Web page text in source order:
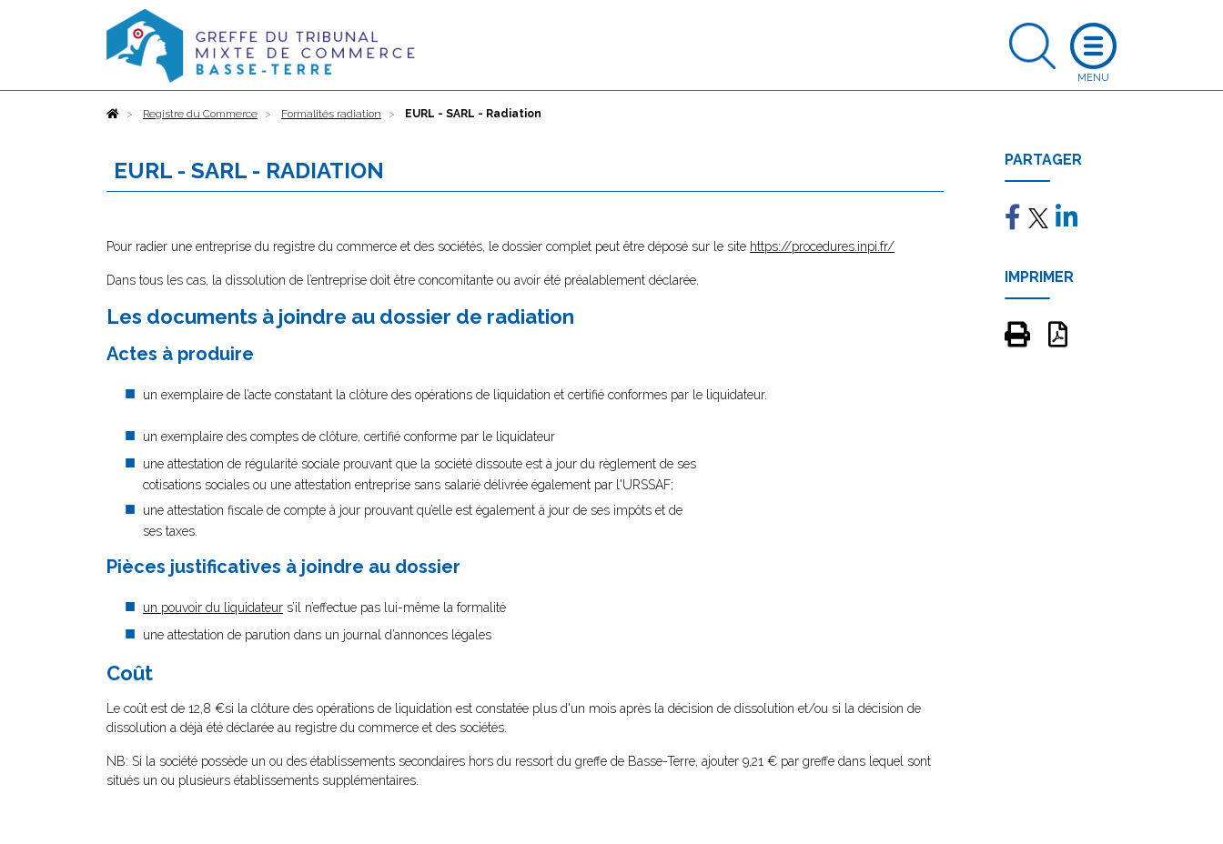
AccueilRegistre du Commerce Formalités radiation EURL - SARL - Radiation
EURL - SARL - RADIATION
Pour radier une entreprise du registre du commerce et des sociétés, le dossier complet peut être déposé sur le site https://procedures.inpi.fr/
Dans tous les cas, la dissolution de l’entreprise doit être concomitante ou avoir été préalablement déclarée.
Les documents à joindre au dossier de radiation
Actes à produire
un exemplaire de l’acte constatant la clôture des opérations de liquidation et certifié conformes par le liquidateur.
un exemplaire des comptes de clôture, certifié conforme par le liquidateur
une attestation de régularité sociale prouvant que la société dissoute est à jour du règlement de ses
cotisations sociales ou une attestation entreprise sans salarié délivrée également par l'URSSAF;
une attestation fiscale de compte à jour prouvant qu’elle est également à jour de ses impôts et de
ses taxes.
Pièces justificatives à joindre au dossier
un pouvoir du liquidateur s’il n’effectue pas lui-même la formalité
une attestation de parution dans un journal d’annonces légales
Coût
Le coût est de 12,8 €si la clôture des opérations de liquidation est constatée plus d'un mois après la décision de dissolution et/ou si la décision de
dissolution a déjà été déclarée au registre du commerce et des sociétés.
NB: Si la société possède un ou des établissements secondaires hors du ressort du greffe de Basse-Terre, ajouter 9,21 € par greffe dans lequel sont
situés un ou plusieurs établissements supplémentaires.
PARTAGER
IMPRIMER